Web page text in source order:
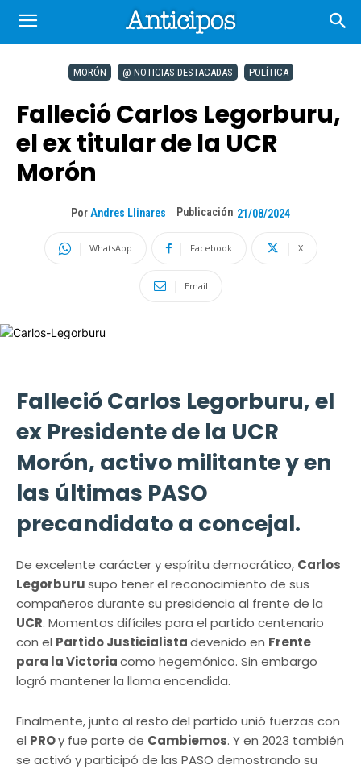
MORÓN @ NOTICIAS DESTACADAS POLÍTICA
Falleció Carlos Legorburu,
el ex titular de la UCR
Morón
Por Andres Llinares Publicación 21/08/2024
WhatsApp Facebook X
Email
Falleció Carlos Legorburu, el
ex Presidente de la UCR
Morón, activo militante y en
las últimas PASO
precandidato a concejal.
De excelente carácter y espíritu democrático, Carlos
Legorburusupo tener el reconocimiento de sus
compañeros durante su presidencia al frente de la
UCR. Momentos difíciles para el partido centenario
con el Partido Justicialistadevenido en Frente
para la Victoriacomo hegemónico. Sin embargo
logró mantener la llama encendida.
Finalmente, junto al resto del partido unió fuerzas con
el PROy fue parte de Cambiemos. Y en 2023 también
se activó y participó de las PASO demostrando su